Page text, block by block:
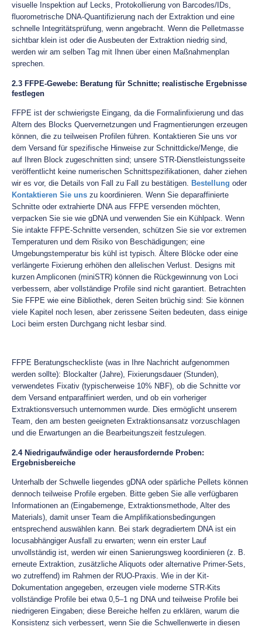
visuelle Inspektion auf Lecks, Protokollierung von Barcodes/IDs,
fluorometrische DNA-Quantifizierung nach der Extraktion und eine
schnelle Integritätsprüfung, wenn angebracht. Wenn die Pelletmasse
sichtbar klein ist oder die Ausbeuten der Extraktion niedrig sind,
werden wir am selben Tag mit Ihnen über einen Maßnahmenplan
sprechen.
2.3 FFPE-Gewebe: Beratung für Schnitte; realistische Ergebnisse
festlegen
FFPE ist der schwierigste Eingang, da die Formalinfixierung und das
Altern des Blocks Quervernetzungen und Fragmentierungen erzeugen
können, die zu teilweisen Profilen führen. Kontaktieren Sie uns vor
dem Versand für spezifische Hinweise zur Schnittdicke/Menge, die
auf Ihren Block zugeschnitten sind; unsere STR-Dienstleistungsseite
veröffentlicht keine numerischen Schnittspezifikationen, daher ziehen
wir es vor, die Details von Fall zu Fall zu bestätigen. Bestellung oder
Kontaktieren Sie uns zu koordinieren. Wenn Sie deparaffinierte
Schnitte oder extrahierte DNA aus FFPE versenden möchten,
verpacken Sie sie wie gDNA und verwenden Sie ein Kühlpack. Wenn
Sie intakte FFPE-Schnitte versenden, schützen Sie sie vor extremen
Temperaturen und dem Risiko von Beschädigungen; eine
Umgebungstemperatur bis kühl ist typisch. Ältere Blöcke oder eine
verlängerte Fixierung erhöhen den allelischen Verlust. Designs mit
kurzen Ampliconen (miniSTR) können die Rückgewinnung von Loci
verbessern, aber vollständige Profile sind nicht garantiert. Betrachten
Sie FFPE wie eine Bibliothek, deren Seiten brüchig sind: Sie können
viele Kapitel noch lesen, aber zerissene Seiten bedeuten, dass einige
Loci beim ersten Durchgang nicht lesbar sind.
FFPE Beratungscheckliste (was in Ihre Nachricht aufgenommen
werden sollte): Blockalter (Jahre), Fixierungsdauer (Stunden),
verwendetes Fixativ (typischerweise 10% NBF), ob die Schnitte vor
dem Versand entparaffiniert werden, und ob ein vorheriger
Extraktionsversuch unternommen wurde. Dies ermöglicht unserem
Team, den am besten geeigneten Extraktionsansatz vorzuschlagen
und die Erwartungen an die Bearbeitungszeit festzulegen.
2.4 Niedrigaufwändige oder herausfordernde Proben:
Ergebnisbereiche
Unterhalb der Schwelle liegendes gDNA oder spärliche Pellets können
dennoch teilweise Profile ergeben. Bitte geben Sie alle verfügbaren
Informationen an (Eingabemenge, Extraktionsmethode, Alter des
Materials), damit unser Team die Amplifikationsbedingungen
entsprechend auswählen kann. Bei stark degradiertem DNA ist ein
locusabhängiger Ausfall zu erwarten; wenn ein erster Lauf
unvollständig ist, werden wir einen Sanierungsweg koordinieren (z. B.
erneute Extraktion, zusätzliche Aliquots oder alternative Primer-Sets,
wo zutreffend) im Rahmen der RUO-Praxis. Wie in der Kit-
Dokumentation angegeben, erzeugen viele moderne STR-Kits
vollständige Profile bei etwa 0,5–1 ng DNA und teilweise Profile bei
niedrigeren Eingaben; diese Bereiche helfen zu erklären, warum die
Konsistenz sich verbessert, wenn Sie die Schwellenwerte in diesen